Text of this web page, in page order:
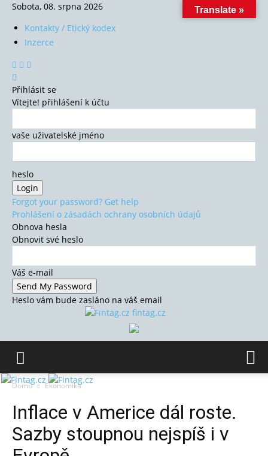
Sobota, 08. srpna 2026
Kontakty / Etický kodex
Inzerce
Přihlásit se
Vítejte! přihlášení k účtu
vaše uživatelské jméno
heslo
Forgot your password? Get help
Prohlášení o zásadách ochrany osobních údajů
Obnova hesla
Obnovit své heslo
Váš e-mail
Heslo vám bude zasláno na váš email
fintag.cz
Domů Ekonomika
Inflace v Americe dál roste.
Sazby stoupnou nejspíš i v
Translate »